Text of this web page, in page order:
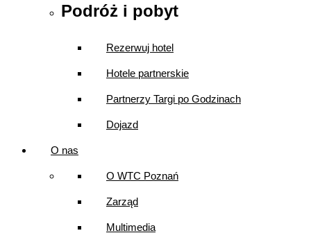
Podróż i pobyt
Rezerwuj hotel
Hotele partnerskie
Partnerzy Targi po Godzinach
Dojazd
O nas
O WTC Poznań
Zarząd
Multimedia